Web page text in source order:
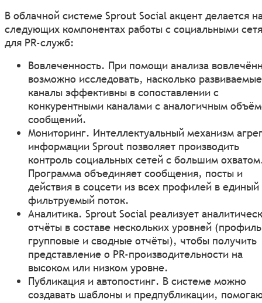
В облачной системе Sprout Social акцент делается
следующих компонентах работы с социальными
для PR-служб:
Вовлеченность. При помощи анализа
возможно исследовать, насколько развиваемые
каналы эффективны в сопоставлении с
конкурентными каналами с аналогичным
сообщений.
Мониторинг. Интеллектуальный механизм
информации Sprout позволяет производить
контроль социальных сетей с большим
Программа объединяет сообщения, посты и
действия в соцсети из всех профилей в единый
фильтруемый поток.
Аналитика. Sprout Social реализует
отчёты в составе нескольких уровней
групповые и сводные отчёты), чтобы получить
представление о PR-производительности на
высоком или низком уровне.
Публикация и автопостинг. В системе можно
создавать шаблоны и предпубликации,